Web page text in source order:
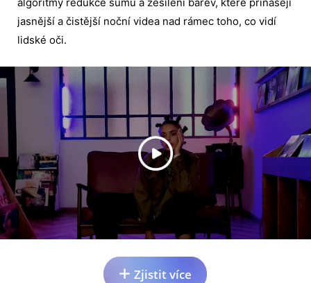
Zjistit více
jasnější a čistější noční videa nad rámec toho, co vidí
lidské oči.